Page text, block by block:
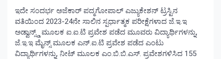
ಇದೇ ಸಂದರ್ಭ ಅಜೆಕಾರ್ ಪದ್ಮಗೋಪಾಲ್ ಎಜ್ಯುಕೇಶನ್ ಟ್ರಸ್ಟಿನ
ವತಿಯಿಂದ 2023-24ನೇ ಸಾಲಿನ ಸ್ಪರ್ಧಾತ್ಮಕ ಪರೀಕ್ಷೆಗಳಾದ ಜೆ.ಇ.ಇ
ಅಡ್ವಾನ್ಸ್ಡ್ ಮೂಲಕ ಐ.ಐ.ಟಿ ಪ್ರವೇಶ ಪಡೆದ ಮೂವರು ವಿದ್ಯಾರ್ಥಿಗಳನ್ನು,
ಜೆ.ಇ.ಇ ಮೈನ್ಸ್ ಮೂಲಕ ಎನ್.ಐ.ಟಿ ಪ್ರವೇಶ ಪಡೆದ ಎಂಟು
ವಿದ್ಯಾರ್ಥಿಗಳನ್ನು, ನೀಟ್ ಮೂಲಕ ಎಂ.ಬಿ.ಬಿ.ಎಸ್. ಪ್ರವೇಶಗಳಿಸಿದ 155